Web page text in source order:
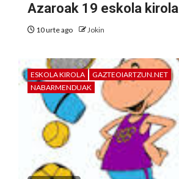
Azaroak 19 eskola kirola
10 urte ago Jokin
ESKOLA KIROLA
GAZTEOIARTZUN.NET
NABARMENDUAK